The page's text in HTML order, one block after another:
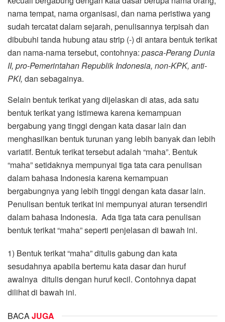
nama tempat, nama organisasi, dan nama peristiwa yang
sudah tercatat dalam sejarah, penulisannya terpisah dan
dibubuhi tanda hubung atau strip (-) di antara bentuk terikat
dan nama-nama tersebut, contohnya: pasca-Perang Dunia
II, pro-Pemerintahan Republik Indonesia, non-KPK, anti-
PKI, dan sebagainya.
Selain bentuk terikat yang dijelaskan di atas, ada satu
bentuk terikat yang istimewa karena kemampuan
bergabung yang tinggi dengan kata dasar lain dan
menghasilkan bentuk turunan yang lebih banyak dan lebih
variatif. Bentuk terikat tersebut adalah “maha”. Bentuk
“maha” setidaknya mempunyai tiga tata cara penulisan
dalam bahasa Indonesia karena kemampuan
bergabungnya yang lebih tinggi dengan kata dasar lain.
Penulisan bentuk terikat ini mempunyai aturan tersendiri
dalam bahasa Indonesia. Ada tiga tata cara penulisan
bentuk terikat “maha” seperti penjelasan di bawah ini.
1) Bentuk terikat “maha” ditulis gabung dan kata
sesudahnya apabila bertemu kata dasar dan huruf
awalnya ditulis dengan huruf kecil. Contohnya dapat
dilihat di bawah ini.
BACAJUGA